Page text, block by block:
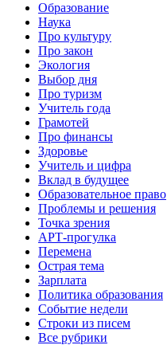
Образование
Наука
Про культуру
Про закон
Экология
Выбор дня
Про туризм
Учитель года
Грамотей
Про финансы
Здоровье
Учитель и цифра
Вклад в будущее
Образовательное право
Проблемы и решения
Точка зрения
АРТ-прогулка
Перемена
Острая тема
Зарплата
Политика образования
Событие недели
Строки из писем
Все рубрики